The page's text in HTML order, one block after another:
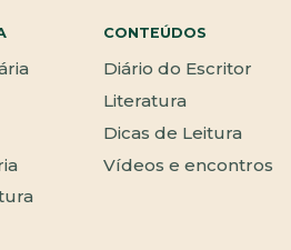
CONTEÚDOS
Diário do Escritor
Literatura
Dicas de Leitura
Vídeos e encontros